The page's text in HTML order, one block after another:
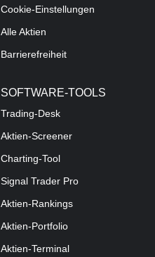
Cookie-Einstellungen
Alle Aktien
Barrierefreiheit
SOFTWARE-TOOLS
Trading-Desk
Aktien-Screener
Charting-Tool
Signal Trader Pro
Aktien-Rankings
Aktien-Portfolio
Aktien-Terminal